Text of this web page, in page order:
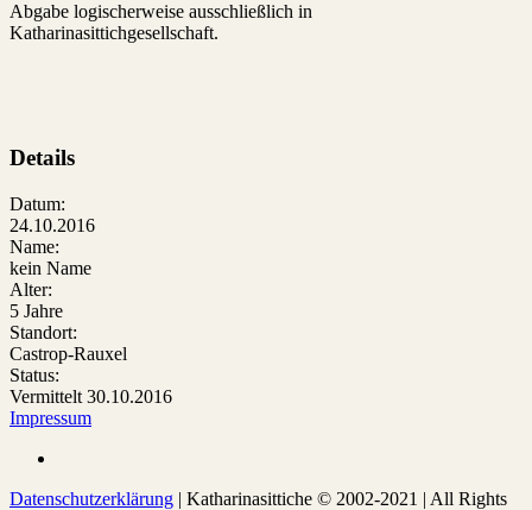
Abgabe logischerweise ausschließlich in
Katharinasittichgesellschaft.
Details
Datum:
24.10.2016
Name:
kein Name
Alter:
5 Jahre
Standort:
Castrop-Rauxel
Status:
Vermittelt 30.10.2016
Impressum
Datenschutzerklärung | Katharinasittiche © 2002-2021 | All Rights